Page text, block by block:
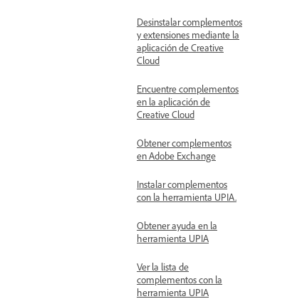
Desinstalar complementos
y extensiones mediante la
aplicación de Creative
Cloud
Encuentre complementos
en la aplicación de
Creative Cloud
Obtener complementos
en Adobe Exchange
Instalar complementos
con la herramienta UPIA.
Obtener ayuda en la
herramienta UPIA
Ver la lista de
complementos con la
herramienta UPIA